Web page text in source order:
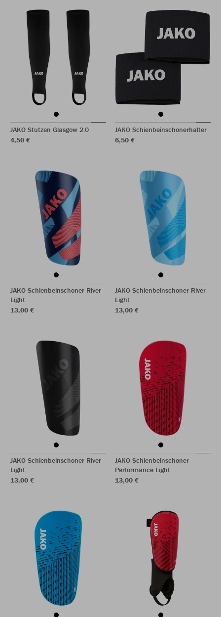
JAKO Stutzen Glasgow 2.0
4,50 €
JAKO Schienbeinschonerhalter
6,50 €
JAKO Schienbeinschoner River
Light
13,00 €
JAKO Schienbeinschoner River
Light
13,00 €
JAKO Schienbeinschoner River
Light
13,00 €
JAKO Schienbeinschoner
Performance Light
13,00 €